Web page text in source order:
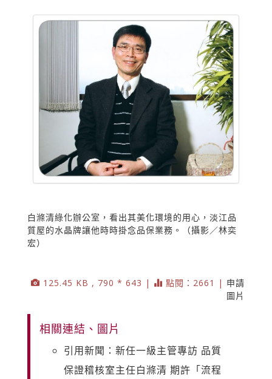
白滌清綠化辦公室，看出其美化環境的用心，淡江品
質屋的水晶牌讓他時時掛念品保業務。（攝影／林奕
宏）
125.45 KB , 790 * 643 | 點閱：2661 | 申請
圖片
相關連結、圖片
引用新聞：新任一級主管專訪 品質
保證稽核室主任白滌清 期許「流程